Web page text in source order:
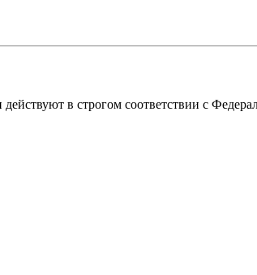
в строгом соответствии с